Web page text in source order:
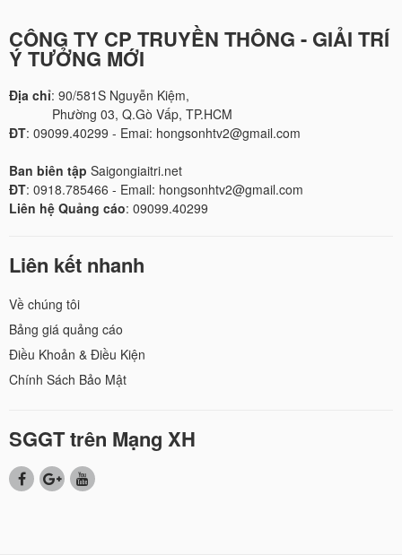
CÔNG TY CP TRUYỀN THÔNG - GIẢI TRÍ
Ý TƯỞNG MỚI
Địa chỉ: 90/581S Nguyễn Kiệm,
Phường 03, Q.Gò Vấp, TP.HCM
ĐT: 09099.40299 - Emai: hongsonhtv2@gmail.com
Ban biên tập Saigongiaitri.net
ĐT: 0918.785466 - Email: hongsonhtv2@gmail.com
Liên hệ Quảng cáo: 09099.40299
Liên kết nhanh
Về chúng tôi
Bảng giá quảng cáo
Điều Khoản & Điều Kiện
Chính Sách Bảo Mật
SGGT trên Mạng XH